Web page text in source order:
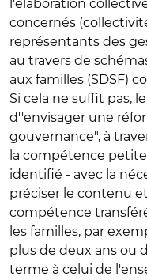
l'élaboration
concernés
représentants des
au travers de
aux familles (SDSF)
Si cela ne suffit pas,
d''envisager une
gouvernance", à
la compétence
identifié - avec la
préciser le contenu
compétence
les familles, par
plus de deux ans ou
terme à celui de